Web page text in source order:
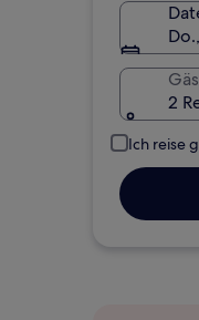
2
Ich reise